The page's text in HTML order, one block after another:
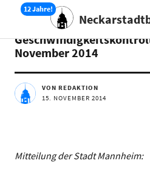
AKTUELLES
November 2014
VON REDAKTION
15. NOVEMBER 2014
Mitteilung der Stadt Mannheim: